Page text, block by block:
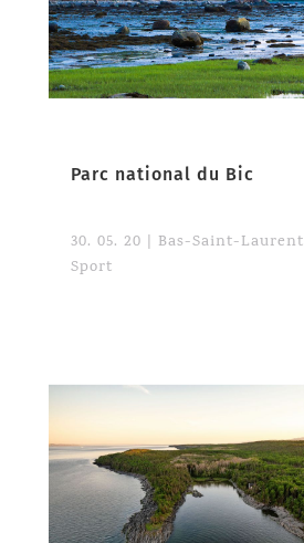
Parc national du Bic
30. 05. 20 | Bas-Saint-Laurent
Sport